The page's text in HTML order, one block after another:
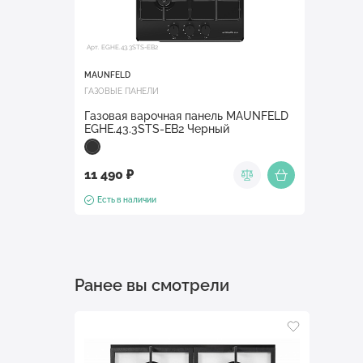
Арт. EGHE.43.3STS-EB2
MAUNFELD
ГАЗОВЫЕ ПАНЕЛИ
Газовая варочная панель MAUNFELD
EGHE.43.3STS-EB2 Черный
11 490 ₽
Есть в наличии
Ранее вы смотрели